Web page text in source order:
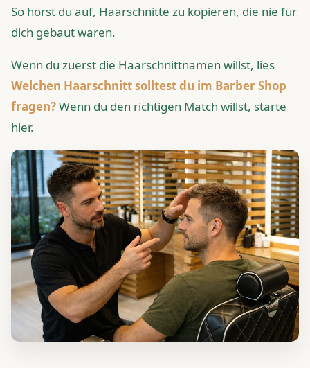
So hörst du auf, Haarschnitte zu kopieren, die nie für
dich gebaut waren.
Wenn du zuerst die Haarschnittnamen willst, lies
Welchen Haarschnitt solltest du im Barber Shop
fragen?Wenn du den richtigen Match willst, starte
hier.